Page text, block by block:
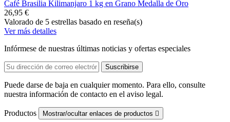
Café Brasilia Kilimanjaro 1 kg en Grano Medalla de Oro
26,95 €
Valorado de 5 estrellas basado en reseña(s)
Ver más detalles
Infórmese de nuestras últimas noticias y ofertas especiales
Puede darse de baja en cualquier momento. Para ello, consulte
nuestra información de contacto en el aviso legal.
Productos Mostrar/ocultar enlaces de productos 